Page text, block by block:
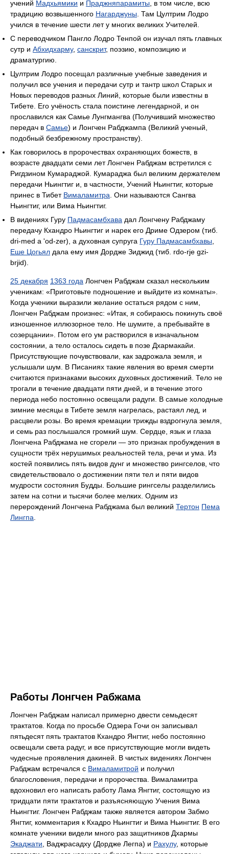
учений Мадхьямики и Праджняпарамиты, в том числе, всю
традицию возвышенного Нагарджуны. Там Цултрим Лодро
учился в течение шести лет у многих великих Учителей.
С переводчиком Пангло Лодро Тенпой он изучал пять главных
сутр и Абхидхарму, санскрит, поэзию, композицию и
драматургию.
Цултрим Лодро посещал различные учебные заведения и
получил все учения и передачи сутр и тантр школ Старых и
Новых переводов разных Линий, которые были известны в
Тибете. Его учёность стала поистине легендарной, и он
прославился как Самье Лунгмангва (Получивший множество
передач в Самье) и Лонгчен Рабджампа (Великий ученый,
подобный безбрежному пространству).
Как говорилось в пророчествах охраняющих божеств, в
возрасте двадцати семи лет Лонгчен Рабджам встретился с
Ригдзином Кумараджой. Кумараджа был великим держателем
передачи Ньингтиг и, в частности, Учений Ньингтиг, которые
принес в Тибет Вималамитра. Они называются Сангва
Ньингтиг, или Вима Ньингтиг.
В видениях Гуру Падмасамбхава дал Лонгчену Рабджаму
передачу Кхандро Ньингтиг и нарек его Дриме Одзером (тиб.
dri-med a 'od-zer), а духовная супруга Гуру Падмасамбхавы,
Еше Цогьял дала ему имя Дордже Зиджид (тиб. rdo-rje gzi-
brjid).
25 декабря 1363 года Лонгчен Рабджам сказал нескольким
ученикам: «Приготовьте подношение и выйдите из комнаты».
Когда ученики выразили желание остаться рядом с ним,
Лонгчен Рабджам произнес: «Итак, я собираюсь покинуть своё
изношенное иллюзорное тело. Не шумите, а пребывайте в
созерцании». Потом его ум растворился в изначальном
состоянии, а тело осталось сидеть в позе Дхармакайи.
Присутствующие почувствовали, как задрожала земля, и
услышали шум. В Писаниях такие явления во время смерти
считаются признаками высоких духовных достижений. Тело не
трогали в течение двадцати пяти дней, и в течение этого
периода небо постоянно освещали радуги. В самые холодные
зимние месяцы в Тибете земля нагрелась, растаял лед, и
расцвели розы. Во время кремации трижды вздрогнула земля,
и семь раз послышался громкий шум. Сердце, язык и глаза
Лонгчена Рабджама не сгорели — это признак пробуждения в
сущности трёх нерушимых реальностей тела, речи и ума. Из
костей появились пять видов дунг и множество рингселов, что
свидетельствовало о достижении пяти тел и пяти видов
мудрости состояния Будды. Большие рингселы разделились
затем на сотни и тысячи более мелких. Одним из
перерождений Лонгчена Рабджама был великий Тертон Пема
Лингпа.
Работы Лонгчен Рабжама
Лонгчен Рабджам написал примерно двести семьдесят
трактатов. Когда по просьбе Одзера Гочи он записывал
пятьдесят пять трактатов Кхандро Янгтиг, небо постоянно
освещали света радуг, и все присутствующие могли видеть
чудесные проявления дакиней. В чистых видениях Лонгчен
Рабджам встречался с Вималамитрой и получил
благословения, передачи и пророчества. Вималамитра
вдохновил его написать работу Лама Янгтиг, состоящую из
тридцати пяти трактатов и разъясняющую Учения Вима
Ньингтиг. Лонгчен Рабджам также является автором Забмо
Янгтиг, комментария к Кхадро Ньингтиг и Вима Ньингтиг. В его
комнате ученики видели много раз защитников Дхармы
Экаджати, Ваджрасадху (Дордже Легпа) и Рахулу, которые